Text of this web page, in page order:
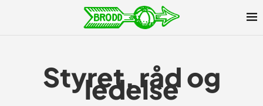
Styret, råd og
ledelse